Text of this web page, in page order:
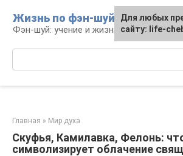
контенту
Жизнь по фэн-шуй
Фэн-шуй: учение и жизнь
Главная » Мир духа
Скуфья, Камилавка, Фелонь:
символизирует облачение
Для любых
сайту: life-
Для любых
сайту: life-